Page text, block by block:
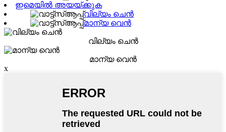
ഇമെയിൽ അയയ്ക്കുക
വില്യം ചെൻ
മാന്യ വെൻ
വില്യം ചെൻ
മാന്യ വെൻ
x